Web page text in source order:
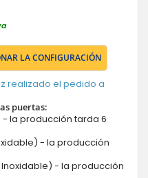
LA CONFIGURACIÓN
realizado el pedido a
puertas:
la producción tarda 6
- la producción
- la producción